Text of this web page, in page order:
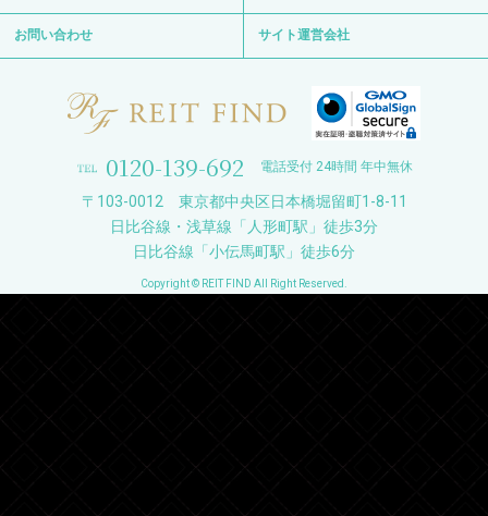
お問い合わせ サイト運営会社
0120-139-692 電話受付 24時間 年中無休
〒103-0012 東京都中央区日本橋堀留町1-8-11
日比谷線・浅草線「人形町駅」徒歩3分
日比谷線「小伝馬町駅」徒歩6分
Copyright © REIT FIND All Right Reserved.